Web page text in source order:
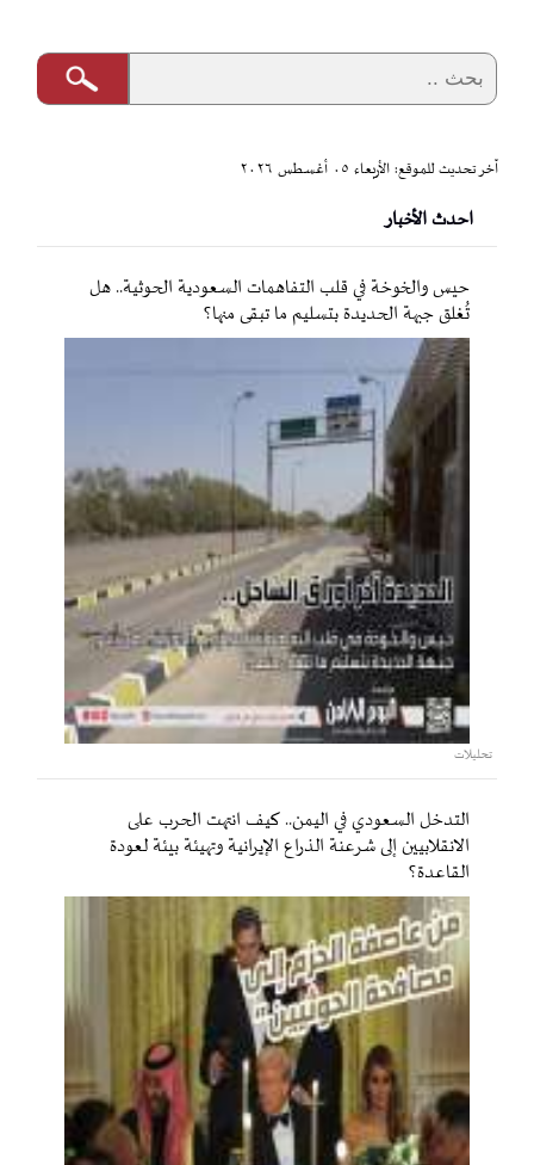
آخر تحديث للموقع: الأربعاء ٠٥ أغسطس ٢٠٢٦
احدث الأخبار
حيس والخوخة في قلب التفاهمات السعودية الحوثية.. هل
تُغلق جبهة الحديدة بتسليم ما تبقى منها؟
تحليلات
التدخل السعودي في اليمن.. كيف انتهت الحرب على
الانقلابيين إلى شرعنة الذراع الإيرانية وتهيئة بيئة لعودة
القاعدة؟